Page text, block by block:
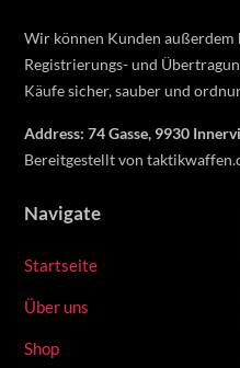
Wir können Kunden
Registrierungs- und
Käufe sicher, sauber und
Address: 74 Gasse, 9930
Bereitgestellt von
Navigate
Startseite
Über uns
Shop